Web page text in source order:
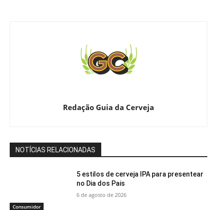
Redação Guia da Cerveja
NOTÍCIAS RELACIONADAS
Consumidor
5 estilos de cerveja IPA para presentear
no Dia dos Pais
6 de agosto de 2026